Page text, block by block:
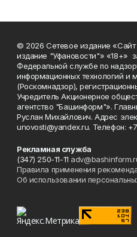
© 2026 Сетевое издание
издание "Уфановости"» «18+»
Федеральной службе по
информационных технологий и
(Роскомнадзор),
Учредитель Акционерное
агентство "Башинформ"».
Руслан Михайлович. Адрес
unovosti@yandex.ru. Телефон:
Рекламная служба
(347) 250-11-11
Правила применения
Об использовании